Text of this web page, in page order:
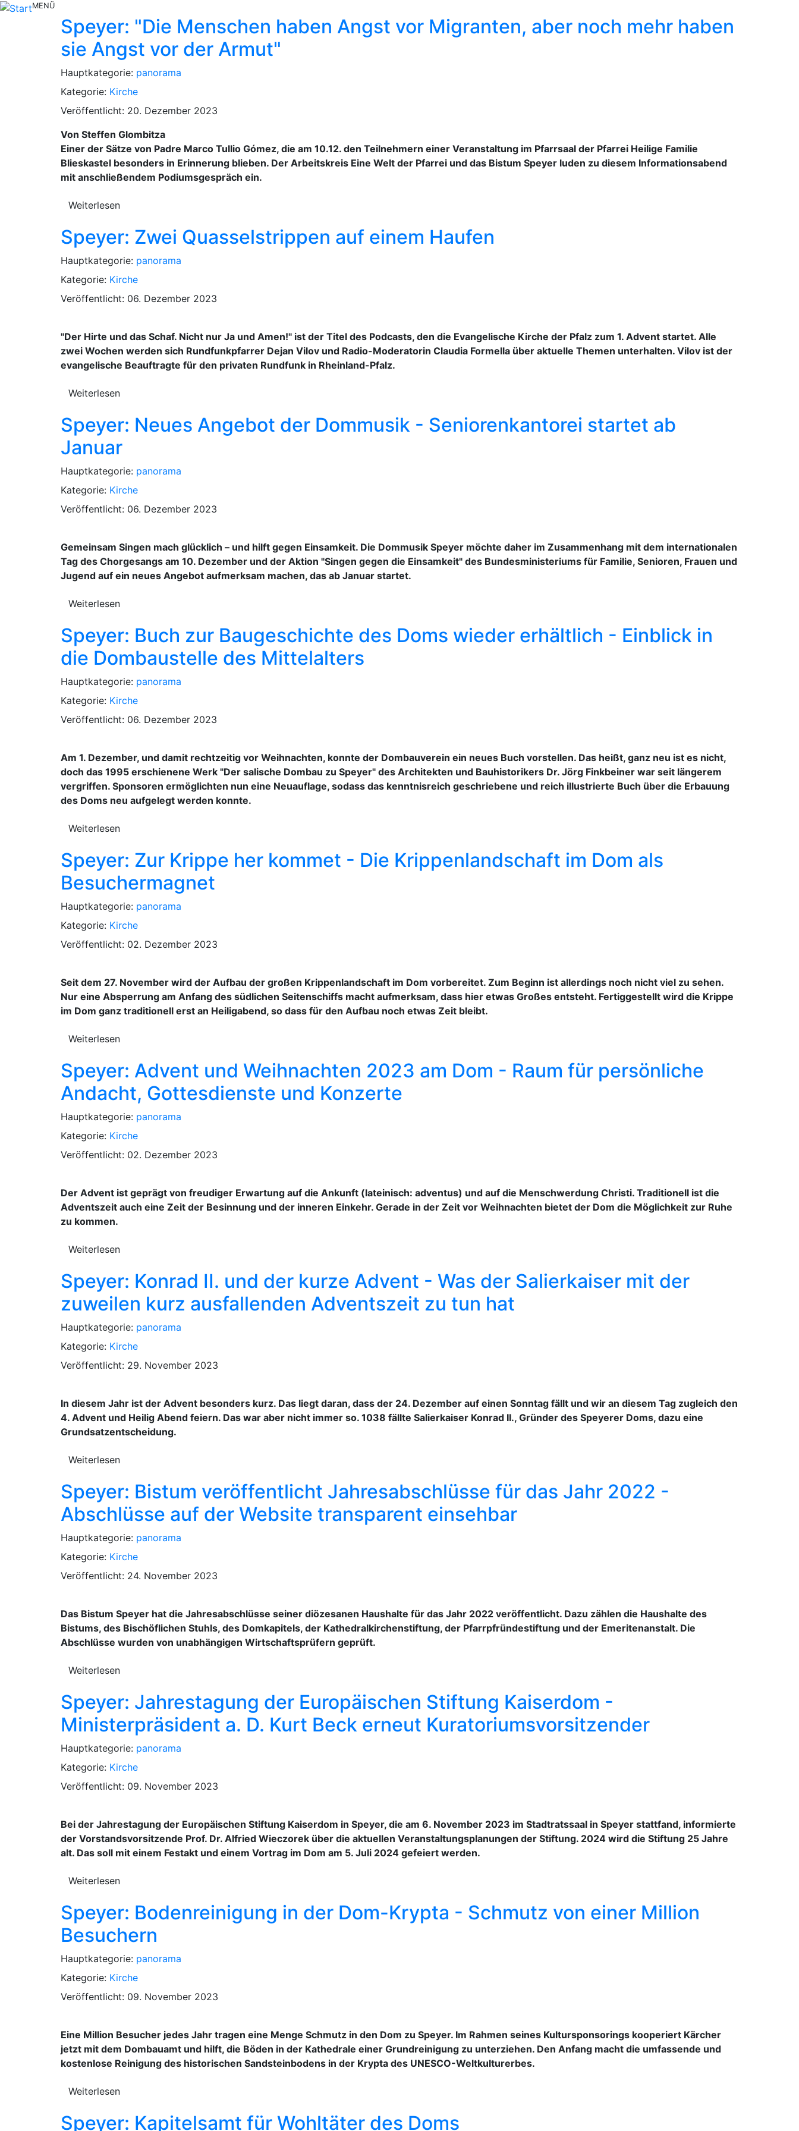
MENÜ
Speyer: "Die Menschen haben Angst vor Migranten, aber noch mehr haben
sie Angst vor der Armut"
Hauptkategorie: panorama
Kategorie: Kirche
Veröffentlicht: 20. Dezember 2023
Von Steffen Glombitza
Einer der Sätze von Padre Marco Tullio Gómez, die am 10.12. den Teilnehmern einer Veranstaltung im Pfarrsaal der Pfarrei Heilige Familie
Blieskastel besonders in Erinnerung blieben. Der Arbeitskreis Eine Welt der Pfarrei und das Bistum Speyer luden zu diesem Informationsabend
mit anschließendem Podiumsgespräch ein.
Weiterlesen
Speyer: Zwei Quasselstrippen auf einem Haufen
Hauptkategorie: panorama
Kategorie: Kirche
Veröffentlicht: 06. Dezember 2023
"Der Hirte und das Schaf. Nicht nur Ja und Amen!" ist der Titel des Podcasts, den die Evangelische Kirche der Pfalz zum 1. Advent startet. Alle
zwei Wochen werden sich Rundfunkpfarrer Dejan Vilov und Radio-Moderatorin Claudia Formella über aktuelle Themen unterhalten. Vilov ist der
evangelische Beauftragte für den privaten Rundfunk in Rheinland-Pfalz.
Weiterlesen
Speyer: Neues Angebot der Dommusik - Seniorenkantorei startet ab
Januar
Hauptkategorie: panorama
Kategorie: Kirche
Veröffentlicht: 06. Dezember 2023
Gemeinsam Singen mach glücklich – und hilft gegen Einsamkeit. Die Dommusik Speyer möchte daher im Zusammenhang mit dem internationalen
Tag des Chorgesangs am 10. Dezember und der Aktion "Singen gegen die Einsamkeit" des Bundesministeriums für Familie, Senioren, Frauen und
Jugend auf ein neues Angebot aufmerksam machen, das ab Januar startet.
Weiterlesen
Speyer: Buch zur Baugeschichte des Doms wieder erhältlich - Einblick in
die Dombaustelle des Mittelalters
Hauptkategorie: panorama
Kategorie: Kirche
Veröffentlicht: 06. Dezember 2023
Am 1. Dezember, und damit rechtzeitig vor Weihnachten, konnte der Dombauverein ein neues Buch vorstellen. Das heißt, ganz neu ist es nicht,
doch das 1995 erschienene Werk "Der salische Dombau zu Speyer" des Architekten und Bauhistorikers Dr. Jörg Finkbeiner war seit längerem
vergriffen. Sponsoren ermöglichten nun eine Neuauflage, sodass das kenntnisreich geschriebene und reich illustrierte Buch über die Erbauung
des Doms neu aufgelegt werden konnte.
Weiterlesen
Speyer: Zur Krippe her kommet - Die Krippenlandschaft im Dom als
Besuchermagnet
Hauptkategorie: panorama
Kategorie: Kirche
Veröffentlicht: 02. Dezember 2023
Seit dem 27. November wird der Aufbau der großen Krippenlandschaft im Dom vorbereitet. Zum Beginn ist allerdings noch nicht viel zu sehen.
Nur eine Absperrung am Anfang des südlichen Seitenschiffs macht aufmerksam, dass hier etwas Großes entsteht. Fertiggestellt wird die Krippe
im Dom ganz traditionell erst an Heiligabend, so dass für den Aufbau noch etwas Zeit bleibt.
Weiterlesen
Speyer: Advent und Weihnachten 2023 am Dom - Raum für persönliche
Andacht, Gottesdienste und Konzerte
Hauptkategorie: panorama
Kategorie: Kirche
Veröffentlicht: 02. Dezember 2023
Der Advent ist geprägt von freudiger Erwartung auf die Ankunft (lateinisch: adventus) und auf die Menschwerdung Christi. Traditionell ist die
Adventszeit auch eine Zeit der Besinnung und der inneren Einkehr. Gerade in der Zeit vor Weihnachten bietet der Dom die Möglichkeit zur Ruhe
zu kommen.
Weiterlesen
Speyer: Konrad II. und der kurze Advent - Was der Salierkaiser mit der
zuweilen kurz ausfallenden Adventszeit zu tun hat
Hauptkategorie: panorama
Kategorie: Kirche
Veröffentlicht: 29. November 2023
In diesem Jahr ist der Advent besonders kurz. Das liegt daran, dass der 24. Dezember auf einen Sonntag fällt und wir an diesem Tag zugleich den
4. Advent und Heilig Abend feiern. Das war aber nicht immer so. 1038 fällte Salierkaiser Konrad II., Gründer des Speyerer Doms, dazu eine
Grundsatzentscheidung.
Weiterlesen
Speyer: Bistum veröffentlicht Jahresabschlüsse für das Jahr 2022 -
Abschlüsse auf der Website transparent einsehbar
Hauptkategorie: panorama
Kategorie: Kirche
Veröffentlicht: 24. November 2023
Das Bistum Speyer hat die Jahresabschlüsse seiner diözesanen Haushalte für das Jahr 2022 veröffentlicht. Dazu zählen die Haushalte des
Bistums, des Bischöflichen Stuhls, des Domkapitels, der Kathedralkirchenstiftung, der Pfarrpfründestiftung und der Emeritenanstalt. Die
Abschlüsse wurden von unabhängigen Wirtschaftsprüfern geprüft.
Weiterlesen
Speyer: Jahrestagung der Europäischen Stiftung Kaiserdom -
Ministerpräsident a. D. Kurt Beck erneut Kuratoriumsvorsitzender
Hauptkategorie: panorama
Kategorie: Kirche
Veröffentlicht: 09. November 2023
Bei der Jahrestagung der Europäischen Stiftung Kaiserdom in Speyer, die am 6. November 2023 im Stadtratssaal in Speyer stattfand, informierte
der Vorstandsvorsitzende Prof. Dr. Alfried Wieczorek über die aktuellen Veranstaltungsplanungen der Stiftung. 2024 wird die Stiftung 25 Jahre
alt. Das soll mit einem Festakt und einem Vortrag im Dom am 5. Juli 2024 gefeiert werden.
Weiterlesen
Speyer: Bodenreinigung in der Dom-Krypta - Schmutz von einer Million
Besuchern
Hauptkategorie: panorama
Kategorie: Kirche
Veröffentlicht: 09. November 2023
Eine Million Besucher jedes Jahr tragen eine Menge Schmutz in den Dom zu Speyer. Im Rahmen seines Kultursponsorings kooperiert Kärcher
jetzt mit dem Dombauamt und hilft, die Böden in der Kathedrale einer Grundreinigung zu unterziehen. Den Anfang macht die umfassende und
kostenlose Reinigung des historischen Sandsteinbodens in der Krypta des UNESCO-Weltkulturerbes.
Weiterlesen
Speyer: Kapitelsamt für Wohltäter des Doms